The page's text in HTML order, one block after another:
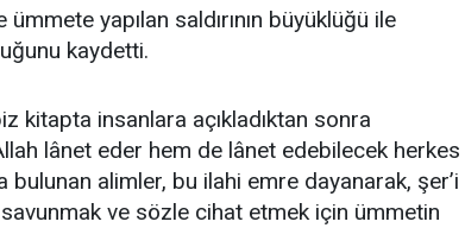
yapılan saldırının büyüklüğü ile
kaydetti.
kitapta insanlara açıkladıktan sonra
lânet eder hem de lânet edebilecek herkes
alimler, bu ilahi emre dayanarak, şer’i
ve sözle cihat etmek için ümmetin